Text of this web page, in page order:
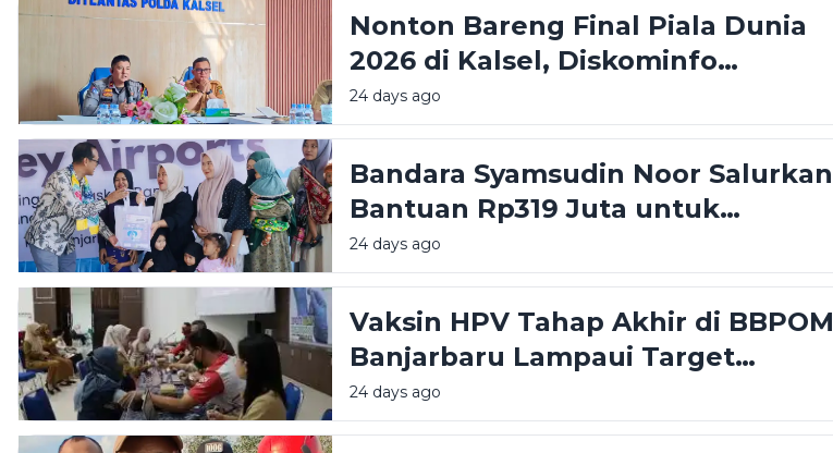
Nonton Bareng Final Piala Dunia
2026 di Kalsel, Diskominfo
Siapkan Dukungan Teknis
24 days ago
Bandara Syamsudin Noor Salurkan
Bantuan Rp319 Juta untuk
Stunting hingga Rumah Layak
Huni
24 days ago
Vaksin HPV Tahap Akhir di BBPOM
Banjarbaru Lampaui Target
Peserta
24 days ago